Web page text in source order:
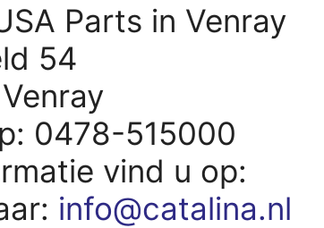
Parts in Venray
54
0478-515000
vind u op:
info@catalina.nl